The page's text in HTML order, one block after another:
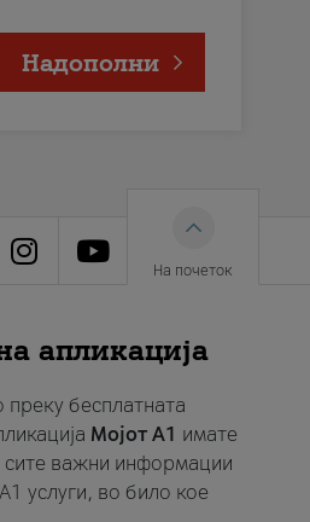
Надополни
На почеток
апликација
преку бесплатната
Мојот A1 имате
сите важни информации
услуги, во било кое